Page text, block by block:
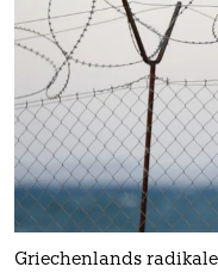
Griechenlands